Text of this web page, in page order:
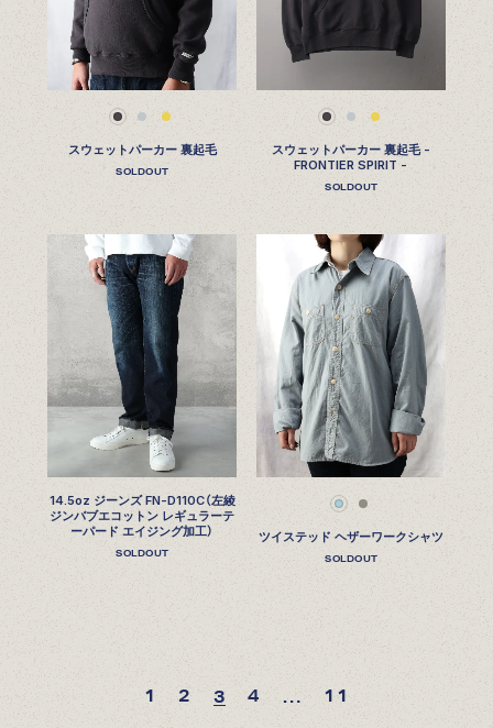
スウェットパーカー 裏起毛
SOLDOUT
スウェットパーカー 裏起毛 -
FRONTIER SPIRIT -
SOLDOUT
14.5oz ジーンズ FN-D110C（左綾
ジンバブエコットン レギュラーテ
ーパード エイジング加工）
SOLDOUT
ツイステッド ヘザーワークシャツ
SOLDOUT
1 2 3 4 … 11